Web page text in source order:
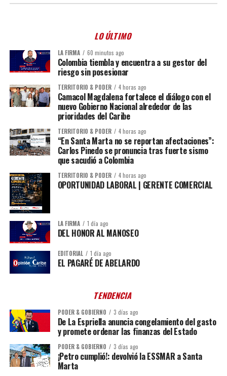
LO ÚLTIMO
LA FIRMA 60 minutos ago
Colombia tiembla y encuentra a su gestor del
riesgo sin posesionar
TERRITORIO & PODER 4 horas ago
Camacol Magdalena fortalece el diálogo con el
nuevo Gobierno Nacional alrededor de las
prioridades del Caribe
TERRITORIO & PODER 4 horas ago
“En Santa Marta no se reportan afectaciones”:
Carlos Pinedo se pronuncia tras fuerte sismo
que sacudió a Colombia
TERRITORIO & PODER 4 horas ago
OPORTUNIDAD LABORAL | GERENTE COMERCIAL
LA FIRMA 1 día ago
DEL HONOR AL MANOSEO
EDITORIAL 1 día ago
EL PAGARÉ DE ABELARDO
TENDENCIA
PODER & GOBIERNO 3 días ago
De La Espriella anuncia congelamiento del gasto
y promete ordenar las finanzas del Estado
PODER & GOBIERNO 3 días ago
¡Petro cumplió!: devolvió la ESSMAR a Santa
Marta